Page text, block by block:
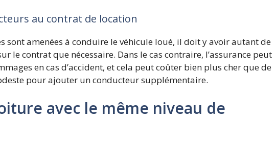
au contrat de location
sont amenées à conduire le véhicule loué, il doit y avoir autant de
le contrat que nécessaire. Dans le cas contraire, l’assurance peut
en cas d’accident, et cela peut coûter bien plus cher que de
pour ajouter un conducteur supplémentaire.
avec le même niveau de